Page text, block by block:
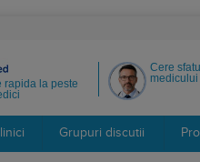
Cere sfatul
medicului
rapida la peste
Grupuri discutii